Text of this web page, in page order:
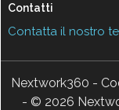
Contatti
Contatta il nostro
Nextwork360 -
- © 2026